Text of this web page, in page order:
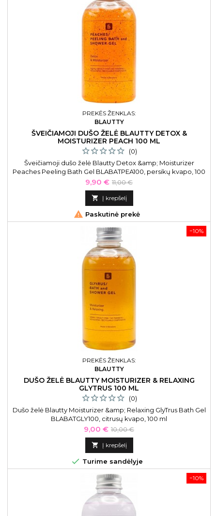
PREKĖS ŽENKLAS:
BLAUTTY
ŠVEIČIAMOJI DUŠO ŽELĖ BLAUTTY DETOX &
MOISTURIZER PEACH 100 ML
(0)
Šveičiamoji dušo želė Blautty Detox &amp; Moisturizer
Peaches Peeling Bath Gel BLABATPEA100, persikų kvapo, 100
ml
Kaina
9,90 € Bazinė
kaina
11,00 €
 Į krepšelį
 Paskutinė prekė
−10%
PREKĖS ŽENKLAS:
BLAUTTY
DUŠO ŽELĖ BLAUTTY MOISTURIZER & RELAXING
GLYTRUS 100 ML
(0)
Dušo želė Blautty Moisturizer &amp; Relaxing GlyTrus Bath Gel
BLABATGLY100, citrusų kvapo, 100 ml
Kaina
9,00 € Bazinė
kaina
10,00 €
 Į krepšelį
 Turime sandėlyje
−10%